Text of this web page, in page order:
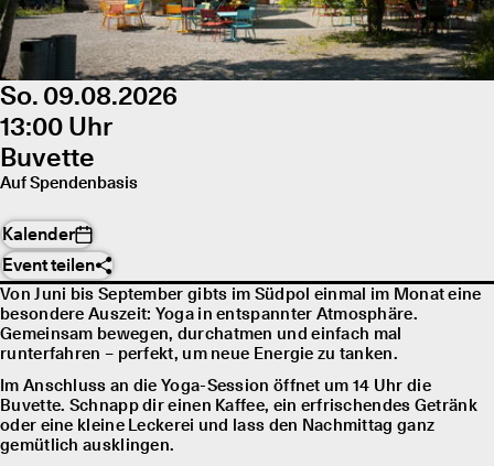
So. 09.08.2026
13:00 Uhr
Buvette
Auf Spendenbasis
Kalender
Event teilen
Von Juni bis September gibts im Südpol einmal im Monat eine
besondere Auszeit: Yoga in entspannter Atmosphäre.
Gemeinsam bewegen, durchatmen und einfach mal
runterfahren – perfekt, um neue Energie zu tanken.
Im Anschluss an die Yoga-Session öffnet um 14 Uhr die
Buvette. Schnapp dir einen Kaffee, ein erfrischendes Getränk
oder eine kleine Leckerei und lass den Nachmittag ganz
gemütlich ausklingen.